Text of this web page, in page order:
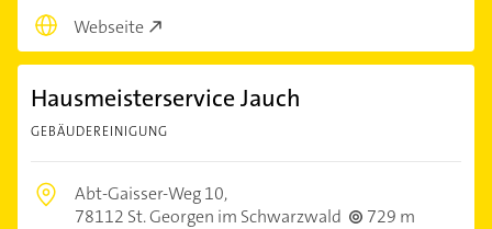
Webseite
Hausmeisterservice Jauch
GEBÄUDEREINIGUNG
Abt-Gaisser-Weg 10,
78112 St. Georgen im Schwarzwald
729 m